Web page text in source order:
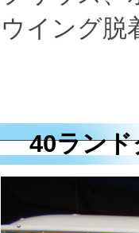
ウイング脱
40ランド